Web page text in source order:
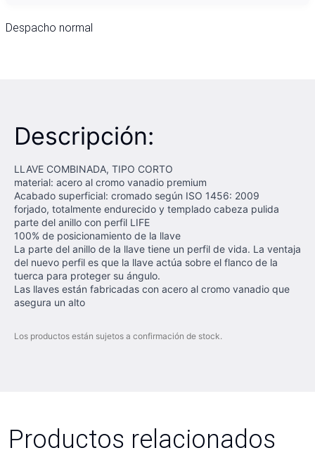
Despacho normal
Descripción:
LLAVE COMBINADA, TIPO CORTO
material: acero al cromo vanadio premium
Acabado superficial: cromado según ISO 1456: 2009
forjado, totalmente endurecido y templado cabeza pulida
parte del anillo con perfil LIFE
100% de posicionamiento de la llave
La parte del anillo de la llave tiene un perfil de vida. La ventaja
del nuevo perfil es que la llave actúa sobre el flanco de la
tuerca para proteger su ángulo.
Las llaves están fabricadas con acero al cromo vanadio que
asegura un alto
Los productos están sujetos a confirmación de stock.
Productos relacionados